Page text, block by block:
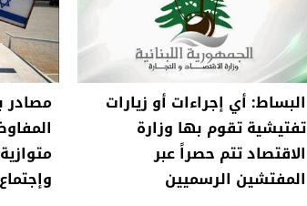
البساط: أي إجراءات أو زيارات
تفتيشية تقوم بها وزارة
الاقتصاد تتم حصراً عبر
المفتشين الرسميين
مصادر